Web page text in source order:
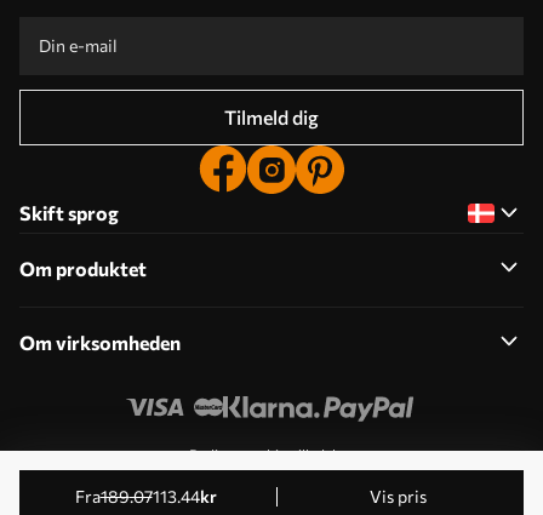
fra189.07113.44kr Vis pris
Tilmeld dig
Skift sprog
Om produktet
Om virksomheden
Rediger cookie-tilladelser
© 2011-2026 Uwalls . Alle rettigheder forbeholdes. Drives